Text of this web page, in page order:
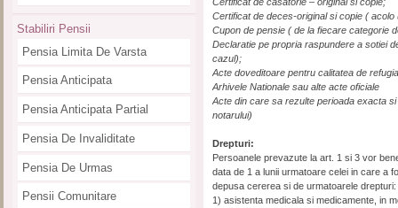
Certificat de deces-original si copie (
Cupon de pensie ( de la fiecare categorie
Declaratie pe propria raspundere a sotiei
cazul);
Acte doveditoare pentru calitatea de
Arhivele Nationale sau alte acte oficiale
Acte din care sa rezulte perioada exacta
notarului)
Drepturi:
Persoanele prevazute la art. 1 si 3 vor
data de 1 a lunii urmatoare celei in care a
depusa cererea si de urmatoarele drepturi:
1) asistenta medicala si medicamente, in
Stabiliri Pensii
Pensia Limita De Varsta
Pensia Anticipata
Pensia Anticipata Partial
Pensia De Invaliditate
Pensia De Urmas
Pensii Comunitare